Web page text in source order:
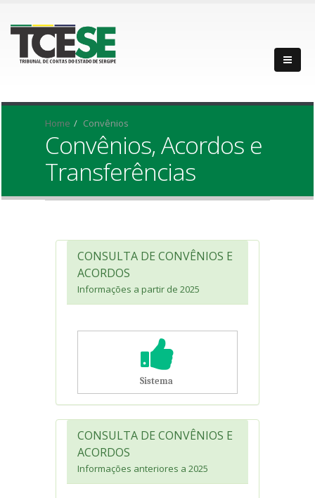
Home Convênios
Convênios, Acordos e
Transferências
CONSULTA DE CONVÊNIOS E
ACORDOS
Informações a partir de 2025
Sistema​
CONSULTA DE CONVÊNIOS E
ACORDOS
Informações anteriores a 2025